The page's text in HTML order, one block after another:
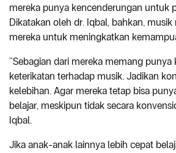
mereka punya kencenderungan untuk
Dikatakan oleh dr. Iqbal, bahkan,
mereka untuk meningkatkan
“Sebagian dari mereka memang punya
keterikatan terhadap musik. Jadikan
kelebihan. Agar mereka tetap bisa
belajar, meskipun tidak secara
Iqbal.
Jika anak-anak lainnya lebih cepat